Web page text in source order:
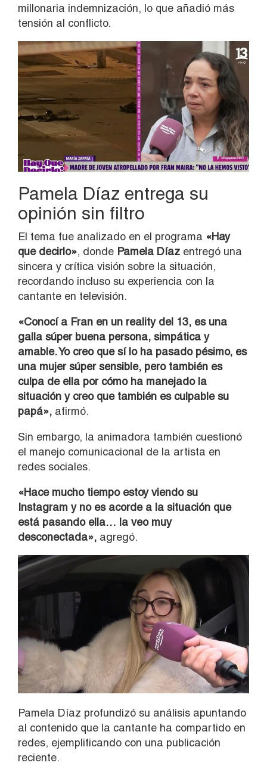
millonaria indemnización, lo que añadió más
tensión al conflicto.
Pamela Díaz entrega su
opinión sin filtro
El tema fue analizado en el programa «Hay
que decirlo», donde Pamela Díaz entregó una
sincera y crítica visión sobre la situación,
recordando incluso su experiencia con la
cantante en televisión.
«Conocí a Fran en un reality del 13, es una
galla súper buena persona, simpática y
amable. Yo creo que sí lo ha pasado pésimo, es
una mujer súper sensible, pero también es
culpa de ella por cómo ha manejado la
situación y creo que también es culpable su
papá», afirmó.
Sin embargo, la animadora también cuestionó
el manejo comunicacional de la artista en
redes sociales.
«Hace mucho tiempo estoy viendo su
Instagram y no es acorde a la situación que
está pasando ella… la veo muy
desconectada», agregó.
Pamela Díaz profundizó su análisis apuntando
al contenido que la cantante ha compartido en
redes, ejemplificando con una publicación
reciente.